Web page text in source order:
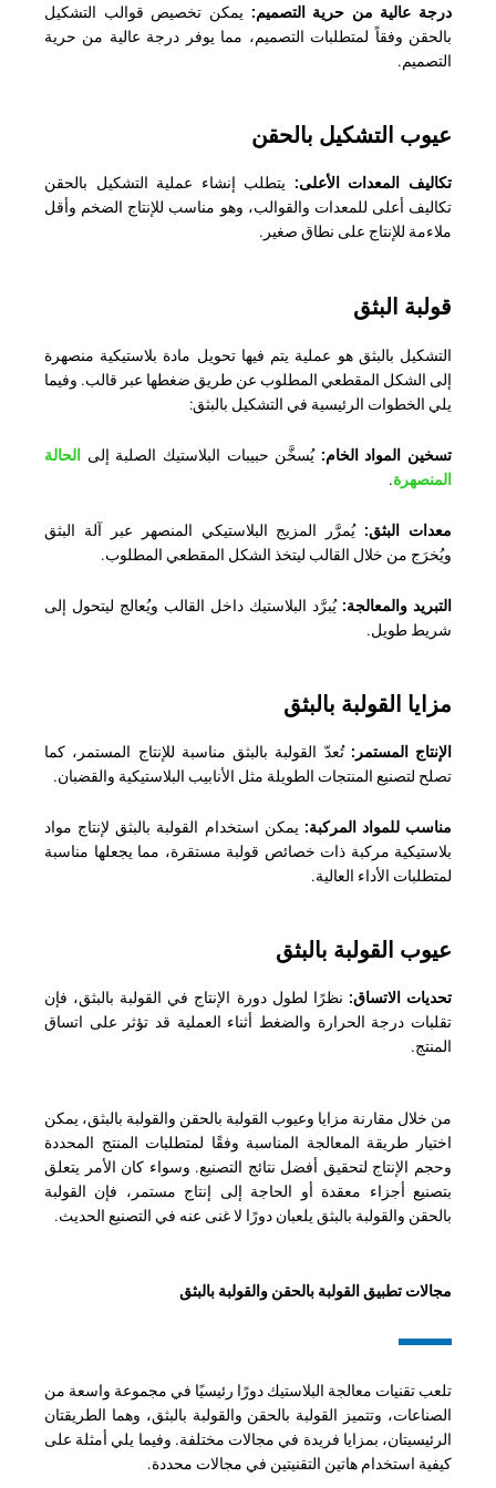
درجة عالية من حرية التصميم: يمكن تخصيص قوالب التشكيل
بالحقن وفقاً لمتطلبات التصميم، مما يوفر درجة عالية من حرية
التصميم.
عيوب التشكيل بالحقن
تكاليف المعدات الأعلى: يتطلب إنشاء عملية التشكيل بالحقن
تكاليف أعلى للمعدات والقوالب، وهو مناسب للإنتاج الضخم وأقل
ملاءمة للإنتاج على نطاق صغير.
قولبة البثق
التشكيل بالبثق هو عملية يتم فيها تحويل مادة بلاستيكية منصهرة
إلى الشكل المقطعي المطلوب عن طريق ضغطها عبر قالب. وفيما
يلي الخطوات الرئيسية في التشكيل بالبثق:
تسخين المواد الخام: يُسخَّن حبيبات البلاستيك الصلبة إلى
الحالة
المنصهرة.
معدات البثق: يُمرَّر المزيج البلاستيكي المنصهر عبر آلة البثق
ويُخرَج من خلال القالب ليتخذ الشكل المقطعي المطلوب.
التبريد والمعالجة: يُبرَّد البلاستيك داخل القالب ويُعالج ليتحول إلى
شريط طويل.
مزايا القولبة بالبثق
الإنتاج المستمر: تُعدّ القولبة بالبثق مناسبة للإنتاج المستمر، كما
تصلح لتصنيع المنتجات الطويلة مثل الأنابيب البلاستيكية والقضبان.
مناسب للمواد المركبة: يمكن استخدام القولبة بالبثق لإنتاج مواد
بلاستيكية مركبة ذات خصائص قولبة مستقرة، مما يجعلها مناسبة
لمتطلبات الأداء العالية.
عيوب القولبة بالبثق
تحديات الاتساق: نظرًا لطول دورة الإنتاج في القولبة بالبثق، فإن
تقلبات درجة الحرارة والضغط أثناء العملية قد تؤثر على اتساق
المنتج.
من خلال مقارنة مزايا وعيوب القولبة بالحقن والقولبة بالبثق، يمكن
اختيار طريقة المعالجة المناسبة وفقًا لمتطلبات المنتج المحددة
وحجم الإنتاج لتحقيق أفضل نتائج التصنيع. وسواء كان الأمر يتعلق
بتصنيع أجزاء معقدة أو الحاجة إلى إنتاج مستمر، فإن القولبة
بالحقن والقولبة بالبثق يلعبان دورًا لا غنى عنه في التصنيع الحديث.
مجالات تطبيق القولبة بالحقن والقولبة بالبثق
تلعب تقنيات معالجة البلاستيك دورًا رئيسيًا في مجموعة واسعة من
الصناعات، وتتميز القولبة بالحقن والقولبة بالبثق، وهما الطريقتان
الرئيسيتان، بمزايا فريدة في مجالات مختلفة. وفيما يلي أمثلة على
كيفية استخدام هاتين التقنيتين في مجالات محددة.